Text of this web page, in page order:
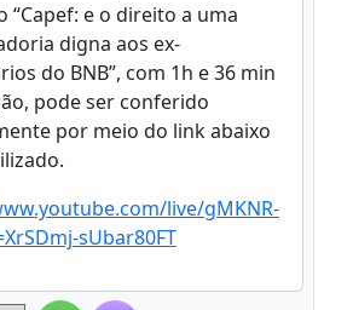
“Capef: e o direito a uma
digna aos ex-
do BNB”, com 1h e 36 min
pode ser conferido
por meio do link abaixo
live/gMKNR-
sUbar80FT